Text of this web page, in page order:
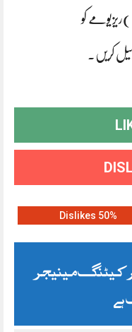
کو
50% Dislikes
مینیجر